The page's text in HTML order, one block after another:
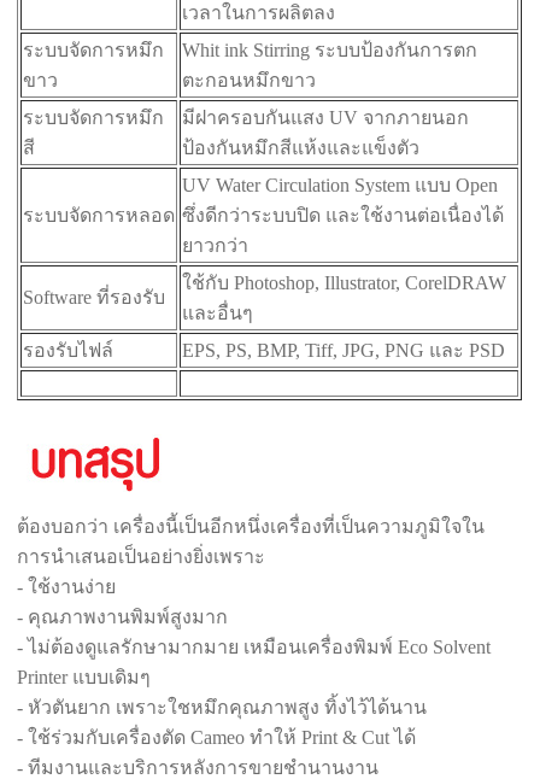
เวลาในการผลิตลง
ระบบจัดการหมึก
ขาว
Whit ink Stirring ระบบป้องกันการตก
ตะกอนหมึกขาว
ระบบจัดการหมึก
สี
มีฝาครอบกันแสง UV จากภายนอก
ป้องกันหมึกสีแห้งและแข็งตัว
ระบบจัดการหลอด
UV Water Circulation System แบบ Open
ซึ่งดีกว่าระบบปิด และใช้งานต่อเนื่องได้
ยาวกว่า
Software ที่รองรับ
ใช้กับ Photoshop, Illustrator, CorelDRAW
และอื่นๆ
รองรับไฟล์
EPS, PS, BMP, Tiff, JPG, PNG และ PSD
ต้องบอกว่า เครื่องนี้เป็นอีกหนึ่งเครื่องที่เป็นความภูมิใจใน
การนำเสนอเป็นอย่างยิ่งเพราะ
- ใช้งานง่าย
- คุณภาพงานพิมพ์สูงมาก
- ไม่ต้องดูแลรักษามากมาย เหมือนเครื่องพิมพ์ Eco Solvent
Printer แบบเดิมๆ
- หัวตันยาก เพราะใชหมึกคุณภาพสูง ทิ้งไว้ได้นาน
- ใช้ร่วมกับเครื่องตัด Cameo ทำให้ Print & Cut ได้
- ทีมงานและบริการหลังการขายชำนานงาน